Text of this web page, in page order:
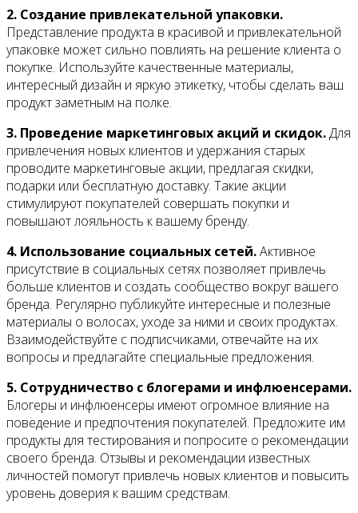
2. Создание привлекательной упаковки.
Представление продукта в красивой и привлекательной
упаковке может сильно повлиять на решение клиента о
покупке. Используйте качественные материалы,
интересный дизайн и яркую этикетку, чтобы сделать ваш
продукт заметным на полке.
3. Проведение маркетинговых акций и скидок.Для
привлечения новых клиентов и удержания старых
проводите маркетинговые акции, предлагая скидки,
подарки или бесплатную доставку. Такие акции
стимулируют покупателей совершать покупки и
повышают лояльность к вашему бренду.
4. Использование социальных сетей.Активное
присутствие в социальных сетях позволяет привлечь
больше клиентов и создать сообщество вокруг вашего
бренда. Регулярно публикуйте интересные и полезные
материалы о волосах, уходе за ними и своих продуктах.
Взаимодействуйте с подписчиками, отвечайте на их
вопросы и предлагайте специальные предложения.
5. Сотрудничество с блогерами и инфлюенсерами.
Блогеры и инфлюенсеры имеют огромное влияние на
поведение и предпочтения покупателей. Предложите им
продукты для тестирования и попросите о рекомендации
своего бренда. Отзывы и рекомендации известных
личностей помогут привлечь новых клиентов и повысить
уровень доверия к вашим средствам.